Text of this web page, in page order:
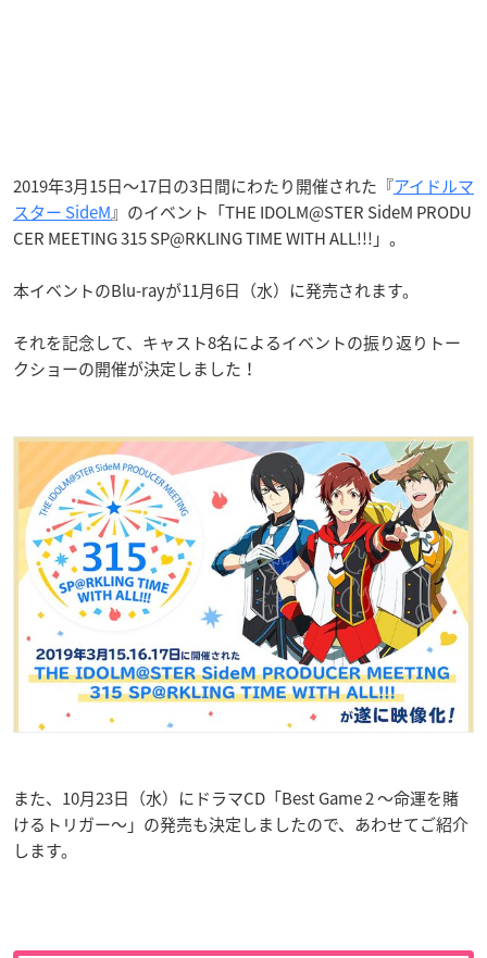
2019年3月15日〜17日の3日間にわたり開催された『アイドルマ
スター SideM』のイベント「THE IDOLM@STER SideM PRODU
CER MEETING 315 SP@RKLING TIME WITH ALL!!!」。
本イベントのBlu-rayが11月6日（水）に発売されます。
それを記念して、キャスト8名によるイベントの振り返りトー
クショーの開催が決定しました！
また、10月23日（水）にドラマCD「Best Game 2 ～命運を賭
けるトリガー～」の発売も決定しましたので、あわせてご紹介
します。